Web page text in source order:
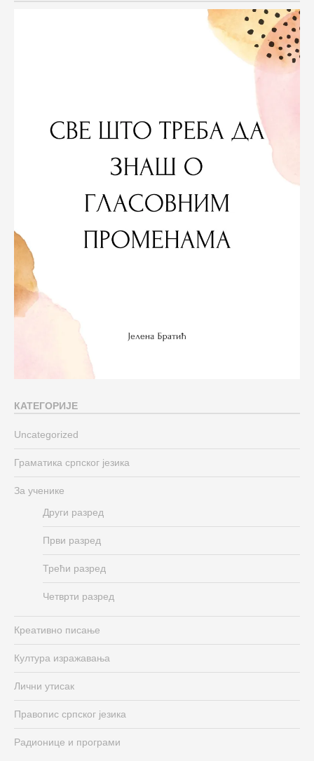
КАТЕГОРИЈЕ
Uncategorized
Граматика српског језика
За ученике
Други разред
Први разред
Трећи разред
Четврти разред
Креативно писање
Култура изражавања
Лични утисак
Правопис српског језика
Радионице и програми